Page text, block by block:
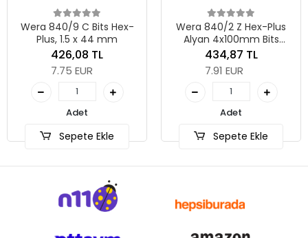
Wera 840/9 C Bits Hex-
Plus, 1.5 x 44 mm
426,08 TL
7.75 EUR
Adet
Sepete Ekle
Wera 840/2 Z Hex-Plus
Alyan 4x100mm Bits
05057570001
434,87 TL
7.91 EUR
Adet
Sepete Ekle